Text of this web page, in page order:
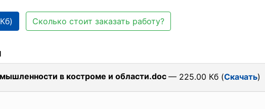
Сколько стоит заказать работу?
в костроме и области.doc — 225.00 Кб (Скачать)